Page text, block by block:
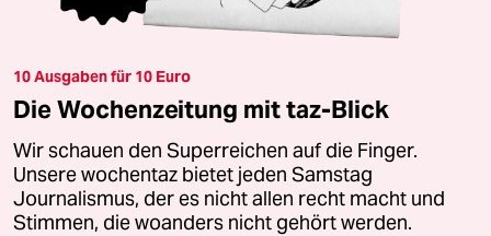
10 Ausgaben für 10 Euro
Die Wochenzeitung mit taz-Blick
Wir schauen den Superreichen auf die Finger.
Unsere wochentaz bietet jeden Samstag
Journalismus, der es nicht allen recht macht und
Stimmen, die woanders nicht gehört werden.